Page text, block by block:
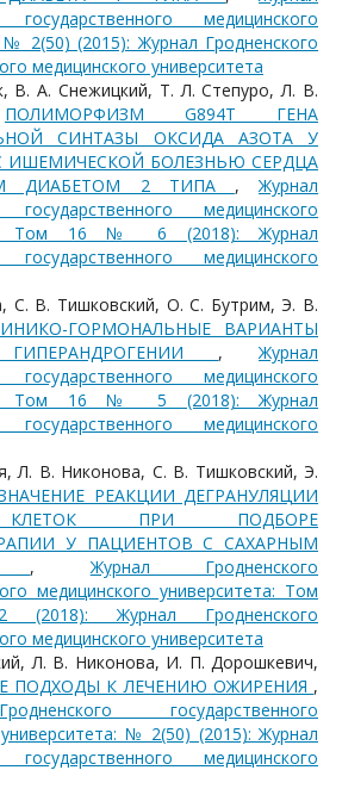
государственного медицинского
№ 2(50) (2015): Журнал Гродненского
медицинского университета
В. А. Снежицкий, Т. Л. Степуро, Л. В.
ПОЛИМОРФИЗМ G894Т ГЕНА
СИНТАЗЫ ОКСИДА АЗОТА У
ИШЕМИЧЕСКОЙ БОЛЕЗНЬЮ СЕРДЦА
ДИАБЕТОМ 2 ТИПА ,Журнал
государственного медицинского
Том 16 № 6 (2018): Журнал
государственного медицинского
С. В. Тишковский, О. С. Бутрим, Э. В.
ГОРМОНАЛЬНЫЕ ВАРИАНТЫ
,Журнал
государственного медицинского
Том 16 № 5 (2018): Журнал
государственного медицинского
Л. В. Никонова, С. В. Тишковский, Э.
РЕАКЦИИ ДЕГРАНУЛЯЦИИ
ПРИ ПОДБОРЕ
У ПАЦИЕНТОВ С САХАРНЫМ
,Журнал Гродненского
медицинского университета: Том
Журнал Гродненского
медицинского университета
Л. В. Никонова, И. П. Дорошкевич,
ПОДХОДЫ К ЛЕЧЕНИЮ ОЖИРЕНИЯ ,
государственного
№ 2(50) (2015): Журнал
государственного медицинского